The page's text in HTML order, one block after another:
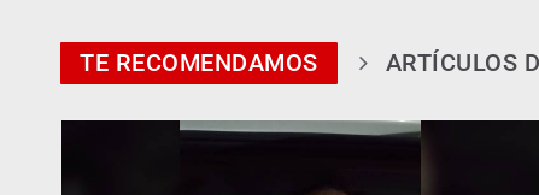
TE RECOMENDAMOS ARTÍCULOS